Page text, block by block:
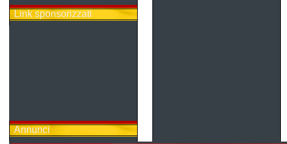
Link sponsorizzati
Annunci